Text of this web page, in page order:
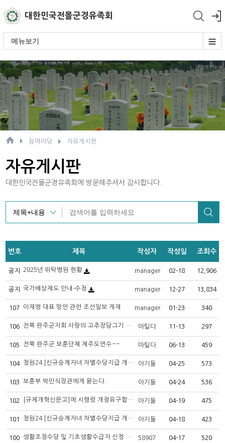
대한민국전몰군경유족회
메뉴보기
참여마당 자유게시판
자유게시판
대한민국전몰군경유족회에 방문해주셔서 감사합니다.
번호 제목 작성자 작성일 조회수
공지 2025년 위탁병원 현황 manager 02-18 12,906
공지 국가배상제도 안내-수정 manager 12-27 13,834
107 이재명 대표 망언 관련 조선일보 게재 manager 01-23 340
106 전북 완주군지회 사랑의 고추장담그기 체험 및 나눔행사 실시 마틸다 11-13 297
105 전북 완주군 보훈단체 제주도연수~~ 마틸다 06-13 459
104 청원24 [신규승계자녀 차별수당지급 개선 요구] 댓글의견 수렴 현황D-13 아기들 04-25 573
103 보훈부 박민식장관에게 묻는다. 아기들 04-24 536
102 [규제개혁신문고]에 시행령 개정요구합시다 아기들 04-19 475
101 청원24 [신규승계자녀 차별수당지급 개선 요구] 댓글의견 수렴 현황-2023년4월18일현재 아기들 04-18 423
100 생활조정수당 및 기초생활수급자 신청 안내 58907 04-17 520